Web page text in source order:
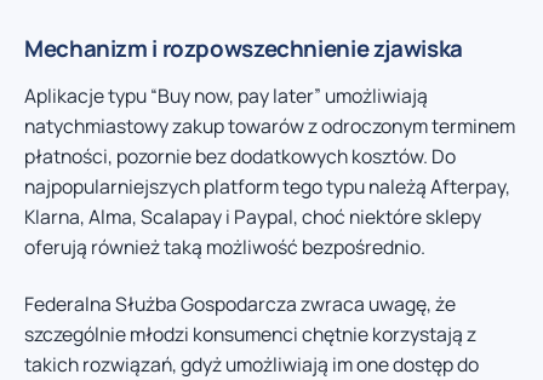
Mechanizm i rozpowszechnienie zjawiska
Aplikacje typu “Buy now, pay later” umożliwiają
natychmiastowy zakup towarów z odroczonym terminem
płatności, pozornie bez dodatkowych kosztów. Do
najpopularniejszych platform tego typu należą Afterpay,
Klarna, Alma, Scalapay i Paypal, choć niektóre sklepy
oferują również taką możliwość bezpośrednio.
Federalna Służba Gospodarcza zwraca uwagę, że
szczególnie młodzi konsumenci chętnie korzystają z
takich rozwiązań, gdyż umożliwiają im one dostęp do